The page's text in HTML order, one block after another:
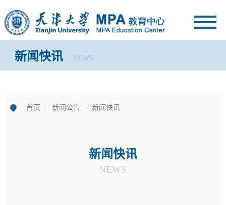
新闻快讯 NEWS
首页 - 新闻公告 - 新闻快讯
新闻快讯
NEWS